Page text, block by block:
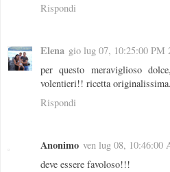
Rispondi
Elena gio lug 07, 10:25:00 PM
per questo meraviglioso
volentieri!! ricetta
Rispondi
Anonimo ven lug 08, 10:46:00
deve essere favoloso!!!